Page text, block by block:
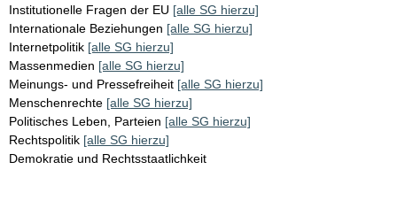
Institutionelle Fragen der EU [alle SG hierzu]
Internationale Beziehungen [alle SG hierzu]
Internetpolitik [alle SG hierzu]
Massenmedien [alle SG hierzu]
Meinungs- und Pressefreiheit [alle SG hierzu]
Menschenrechte [alle SG hierzu]
Politisches Leben, Parteien [alle SG hierzu]
Rechtspolitik [alle SG hierzu]
Demokratie und Rechtsstaatlichkeit